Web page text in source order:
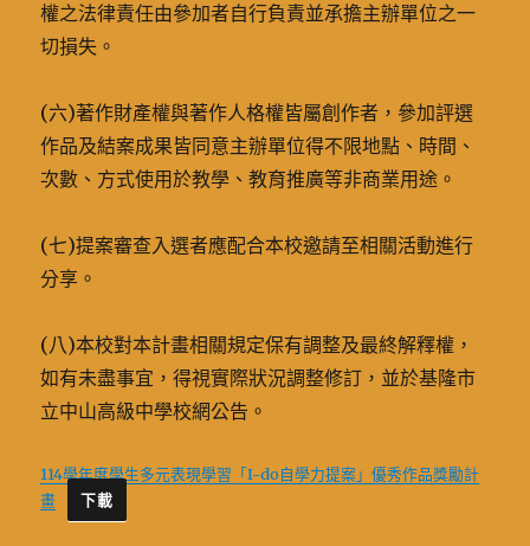
權之法律責任由參加者自行負責並承擔主辦單位之一
切損失。
(六)著作財產權與著作人格權皆屬創作者，參加評選
作品及結案成果皆同意主辦單位得不限地點、時間、
次數、方式使用於教學、教育推廣等非商業用途。
(七)提案審查入選者應配合本校邀請至相關活動進行
分享。
(八)本校對本計畫相關規定保有調整及最終解釋權，
如有未盡事宜，得視實際狀況調整修訂，並於基隆市
立中山高級中學校網公告。
114學年度學生多元表現學習「I-do自學力提案」優秀作品獎勵計
畫
下載